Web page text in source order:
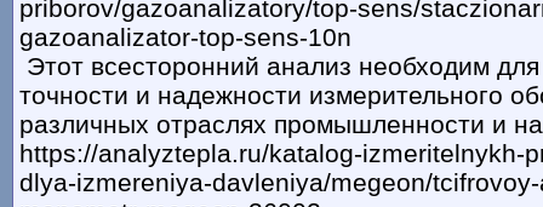
priborov/gazoanalizatory/top-sens/
gazoanalizator-top-sens-10n
Этот всесторонний анализ необходим
точности и надежности измерительного
различных отраслях промышленности и
https://analyztepla.ru/katalog-izmeritelnykh-
dlya-izmereniya-davleniya/megeon/